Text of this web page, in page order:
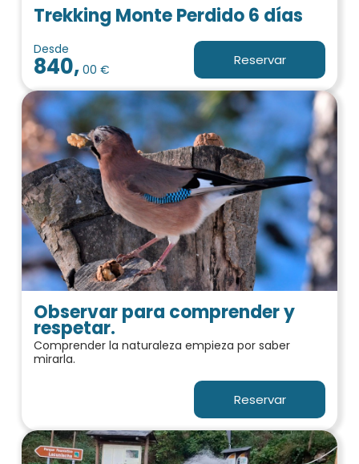
Trekking Monte Perdido 6 días
Desde
840, 00 €
Reservar
Observar para comprender y
respetar.
Comprender la naturaleza empieza por saber
mirarla.
Reservar